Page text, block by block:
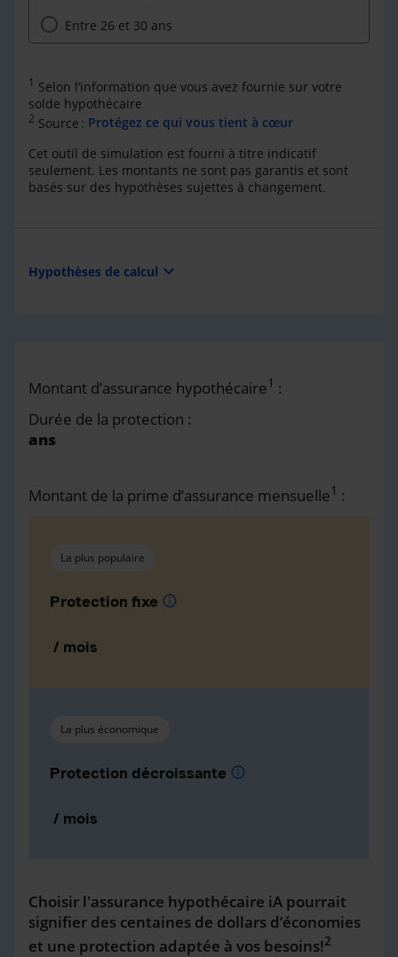
Entre 26 et 30 ans
1 Selon l’information que vous avez fournie sur votre
solde hypothécaire
2 Source : Protégez ce qui vous tient à cœur
Cet outil de simulation est fourni à titre indicatif
seulement. Les montants ne sont pas garantis et sont
basés sur des hypothèses sujettes à changement.
Hypothèses de calcul expand_more
Montant d’assurance hypothécaire1 :
Durée de la protection :
ans
Montant de la prime d’assurance mensuelle1 :
La plus populaire
Protection fixe info
/ mois
La plus économique
Protection décroissante info
/ mois
Choisir l'assurance hypothécaire iA pourrait
signifier des centaines de dollars d’économies
et une protection adaptée à vos besoins!2